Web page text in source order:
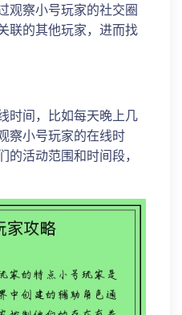
观察小号玩家的社交圈
联的其他玩家，进而找
时间，比如每天晚上几
察小号玩家的在线时
的活动范围和时间段，